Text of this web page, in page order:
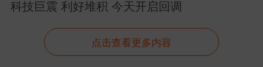
科技巨震 利好堆积 今天开启回调
点击查看更多内容